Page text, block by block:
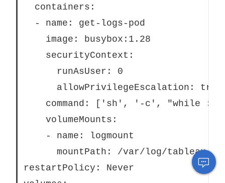
  containers:
  - name: get-logs-pod
    image: busybox:1.28
    securityContext:
      runAsUser: 0
      allowPrivilegeEscalation: true
command: ['sh', '-c', "while :;
    volumeMounts:
    - name: logmount
      mountPath: /var/log/tableau
restartPolicy: Never